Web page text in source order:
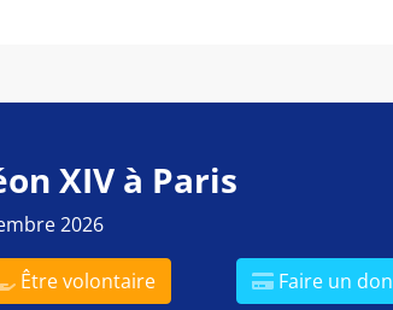
XIV à Paris
2026
Être volontaire Faire un don